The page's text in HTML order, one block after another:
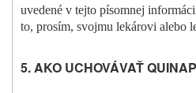
uvedené v tejto písomnej
to, prosím, svojmu lekárovi alebo
5. AKO UCHOVÁVAŤ